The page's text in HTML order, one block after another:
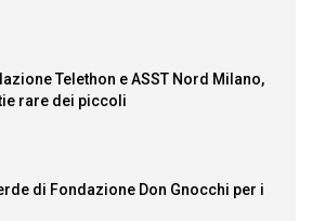
Telethon e ASST Nord Milano,
rare dei piccoli
di Fondazione Don Gnocchi per i